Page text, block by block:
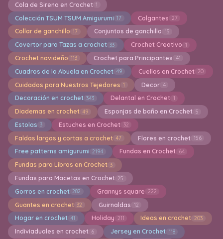
Cola de Sirena en Crochet 1
Colección TSUM TSUM Amigurumi 17 Colgantes 27
Collar de ganchillo 17 Conjuntos de ganchillo 15
Covertor para Tazas a crochet 33 Crochet Creativo 1
Crochet navideño 113 Crochet para Principantes 41
Cuadros de la Abuela en Crochet 49 Cuellos en Crochet 20
Cuidados para Nuestros Tejedores 1 Decor 4
Decoración en crochet 343 Delantal en Crochet 1
Diademas en crochet 49 Esponjas de baño en Crochet 5
Estolas 3 Estuches en Crochet 32
Faldas largas y cortas a crochet 47 Flores en crochet 156
Free patterns amigurumi 2194 Fundas en Crochet 64
Fundas para Libros en Crochet 3
Fundas para Macetas en Crochet 25
Gorros en crochet 282 Grannys square 222
Guantes en crochet 32 Guirnaldas 12
Hogar en crochet 41 Holiday 211 Ideas en crochet 203
Indiviaduales en crochet 6 Jersey en Crochet 118